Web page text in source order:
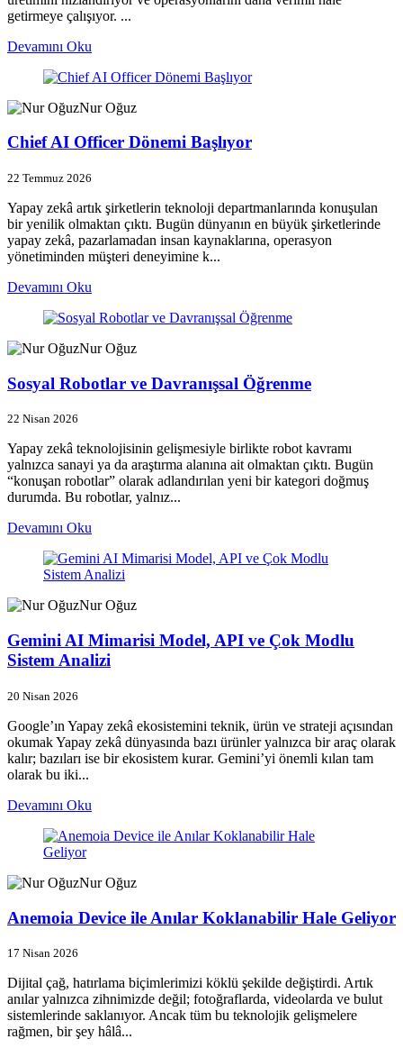
getirmeye çalışıyor. ...
Devamını Oku
Nur Oğuz
Chief AI Officer Dönemi Başlıyor
22 Temmuz 2026
Yapay zekâ artık şirketlerin teknoloji departmanlarında konuşulan
bir yenilik olmaktan çıktı. Bugün dünyanın en büyük şirketlerinde
yapay zekâ, pazarlamadan insan kaynaklarına, operasyon
yönetiminden müşteri deneyimine k...
Devamını Oku
Nur Oğuz
Sosyal Robotlar ve Davranışsal Öğrenme
22 Nisan 2026
Yapay zekâ teknolojisinin gelişmesiyle birlikte robot kavramı
yalnızca sanayi ya da araştırma alanına ait olmaktan çıktı. Bugün
“konuşan robotlar” olarak adlandırılan yeni bir kategori doğmuş
durumda. Bu robotlar, yalnız...
Devamını Oku
Nur Oğuz
Gemini AI Mimarisi Model, API ve Çok Modlu
Sistem Analizi
20 Nisan 2026
Google’ın Yapay zekâ ekosistemini teknik, ürün ve strateji açısından
okumak Yapay zekâ dünyasında bazı ürünler yalnızca bir araç olarak
kalır; bazıları ise bir ekosistem kurar. Gemini’yi önemli kılan tam
olarak bu iki...
Devamını Oku
Nur Oğuz
Anemoia Device ile Anılar Koklanabilir Hale Geliyor
17 Nisan 2026
Dijital çağ, hatırlama biçimlerimizi köklü şekilde değiştirdi. Artık
anılar yalnızca zihnimizde değil; fotoğraflarda, videolarda ve bulut
sistemlerinde saklanıyor. Ancak tüm bu teknolojik gelişmelere
rağmen, bir şey hâlâ...